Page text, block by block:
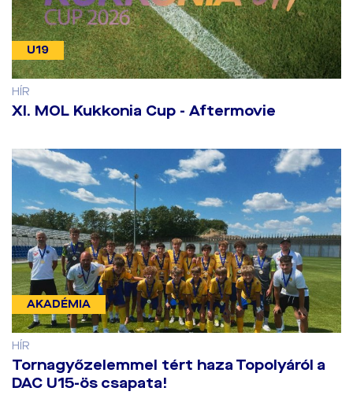
U19
HÍR
​XI. MOL Kukkonia Cup - Aftermovie
AKADÉMIA
HÍR
​Tornagyőzelemmel tért haza Topolyáról a
DAC U15-ös csapata!